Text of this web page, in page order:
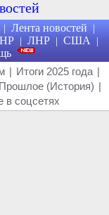
| Лента новостей |
| ЛНР | США |
| Итоги 2025 года |
Прошлое (История) |
в соцсетях